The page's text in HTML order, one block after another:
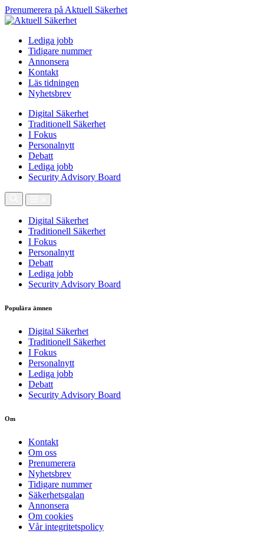
Prenumerera på Aktuell Säkerhet
Lediga jobb
Tidigare nummer
Annonsera
Kontakt
Läs tidningen
Nyhetsbrev
Digital Säkerhet
Traditionell Säkerhet
I Fokus
Personalnytt
Debatt
Lediga jobb
Security Advisory Board
Digital Säkerhet
Traditionell Säkerhet
I Fokus
Personalnytt
Debatt
Lediga jobb
Security Advisory Board
Populära ämnen
Digital Säkerhet
Traditionell Säkerhet
I Fokus
Personalnytt
Lediga jobb
Debatt
Security Advisory Board
Om
Kontakt
Om oss
Prenumerera
Nyhetsbrev
Tidigare nummer
Säkerhetsgalan
Annonsera
Om cookies
Vår integritetspolicy